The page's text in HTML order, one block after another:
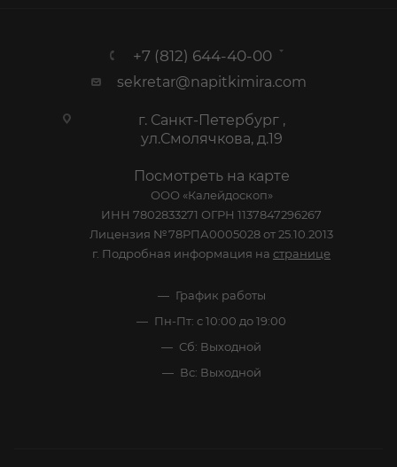
+7 (812) 644-40-00
sekretar@napitkimira.com
г. Санкт-Петербург ,
ул.Смолячкова, д.19
Посмотреть на карте
ООО «Калейдоскоп»
ИНН 7802833271 ОГРН 1137847296267
Лицензия №78РПА0005028 от 25.10.2013
г. Подробная информация на странице
График работы
Пн-Пт: с 10:00 до 19:00
Сб: Выходной
Вс: Выходной